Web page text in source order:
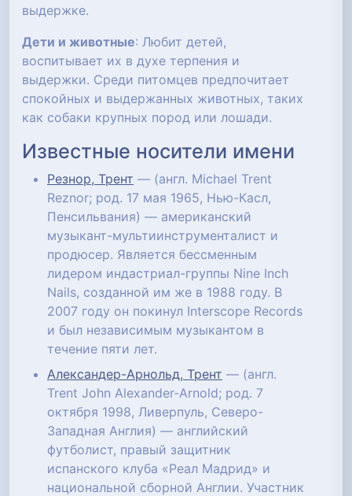
выдержке.
Дети и животные: Любит детей,
воспитывает их в духе терпения и
выдержки. Среди питомцев предпочитает
спокойных и выдержанных животных, таких
как собаки крупных пород или лошади.
Известные носители имени
Резнор, Трент — (англ. Michael Trent
Reznor; род. 17 мая 1965, Нью-Касл,
Пенсильвания) — американский
музыкант-мультиинструменталист и
продюсер. Является бессменным
лидером индастриал-группы Nine Inch
Nails, созданной им же в 1988 году. В
2007 году он покинул Interscope Records
и был независимым музыкантом в
течение пяти лет.
Александер-Арнольд, Трент — (англ.
Trent John Alexander-Arnold; род. 7
октября 1998, Ливерпуль, Северо-
Западная Англия) — английский
футболист, правый защитник
испанского клуба «Реал Мадрид» и
национальной сборной Англии. Участник